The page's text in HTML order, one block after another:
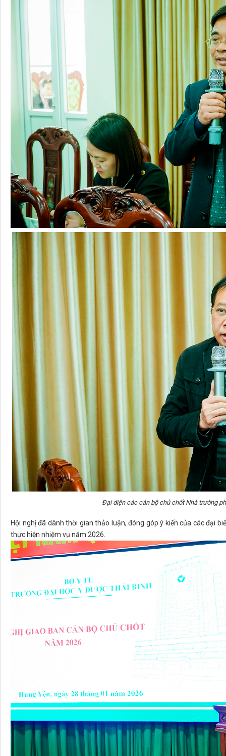
Đại diện các cán bộ chủ chốt Nhà trường
Hội nghị đã dành thời gian thảo luận, đóng góp ý kiến của các đại
thực hiện nhiệm vụ năm 2026.